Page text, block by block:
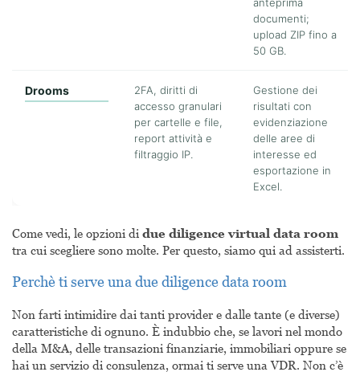
documenti;
upload ZIP fino a
50 GB.
Drooms
2FA, diritti di
accesso granulari
per cartelle e file,
report attività e
filtraggio IP.
Gestione dei
risultati con
evidenziazione
delle aree di
interesse ed
esportazione in
Excel.
Come vedi, le opzioni di due diligence virtual data room
tra cui scegliere sono molte. Per questo, siamo qui ad assisterti.
Perchè ti serve una due diligence data room
Non farti intimidire dai tanti provider e dalle tante (e diverse)
caratteristiche di ognuno. È indubbio che, se lavori nel mondo
della M&A, delle transazioni finanziarie, immobiliari oppure se
hai un servizio di consulenza, ormai ti serve una VDR. Non c’è